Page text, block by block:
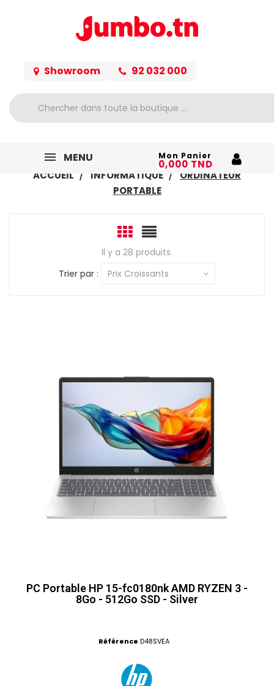
Showroom 92 032 000
MENU Mon Panier
0,000 TND
ACCUEIL
INFORMATIQUE
ORDINATEUR
PORTABLE
Il y a 28 produits.
Trier par :
Prix Croissants
PC Portable HP 15-fc0180nk AMD RYZEN 3 -
8Go - 512Go SSD - Silver
Référence D48SVEA